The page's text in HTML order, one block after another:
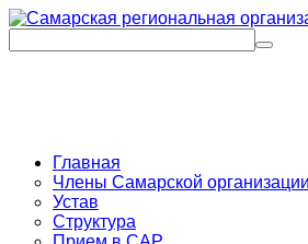
Главная
Члены Самарской
Устав
Структура